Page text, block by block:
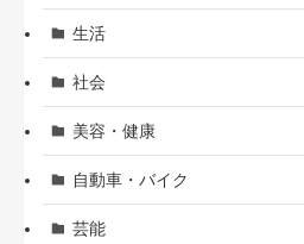
生活
社会
美容・健康
自動車・バイク
芸能